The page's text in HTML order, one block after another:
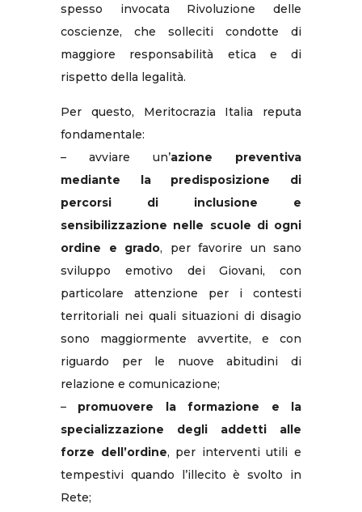
spesso invocata Rivoluzione delle
coscienze, che solleciti condotte di
maggiore responsabilità etica e di
rispetto della legalità.
Per questo, Meritocrazia Italia reputa
fondamentale:
– avviare un’azione preventiva
mediante la predisposizione di
percorsi di inclusione e
sensibilizzazione nelle scuole di ogni
ordine e grado, per favorire un sano
sviluppo emotivo dei Giovani, con
particolare attenzione per i contesti
territoriali nei quali situazioni di disagio
sono maggiormente avvertite, e con
riguardo per le nuove abitudini di
relazione e comunicazione;
– promuovere la formazione e la
specializzazione degli addetti alle
forze dell’ordine, per interventi utili e
tempestivi quando l’illecito è svolto in
Rete;